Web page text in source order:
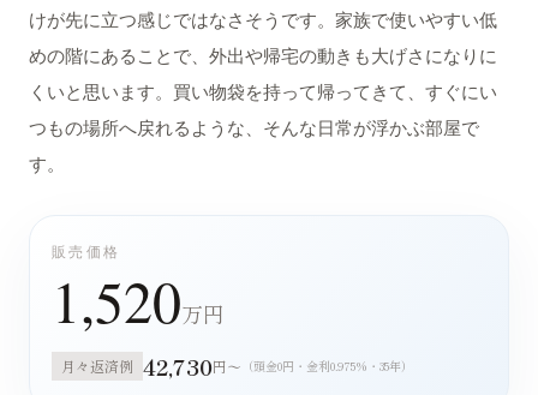
けが先に立つ感じではなさそうです。家族で使いやすい低
めの階にあることで、外出や帰宅の動きも大げさになりに
くいと思います。買い物袋を持って帰ってきて、すぐにい
つもの場所へ戻れるような、そんな日常が浮かぶ部屋で
す。
販売価格
1,520万円
月々返済例 42,730円〜 （頭金0円・金利0.975%・35年）